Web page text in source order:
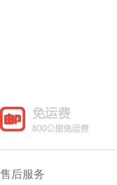
售后服务